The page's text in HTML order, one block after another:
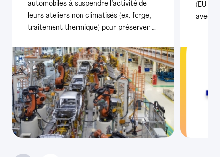
automobiles à suspendre l’activité de
leurs ateliers non climatisés (ex. forge,
traitement thermique) pour préserver …
avec